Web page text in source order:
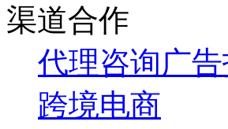
渠道合作
代理咨询广
跨境电商